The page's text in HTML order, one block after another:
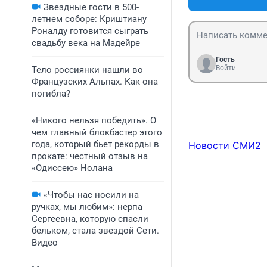
Звездные гости в 500-
летнем соборе: Криштиану
Роналду готовится сыграть
свадьбу века на Мадейре
Тело россиянки нашли во
Французских Альпах. Как она
погибла?
«Никого нельзя победить». О
чем главный блокбастер этого
года, который бьет рекорды в
прокате: честный отзыв на
«Одиссею» Нолана
«Чтобы нас носили на
ручках, мы любим»: нерпа
Сергеевна, которую спасли
бельком, стала звездой Сети.
Видео
Гость
Войти
Новости СМИ2